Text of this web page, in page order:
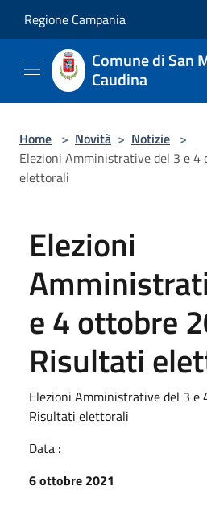
Regione Campania
Comune di San
Caudina
Home > Novità > Notizie >
Elezioni Amministrative del 3 e
elettorali
Elezioni
e 4 ottobre
Risultati
Elezioni Amministrative del 3 e
Risultati elettorali
Data :
6 ottobre 2021